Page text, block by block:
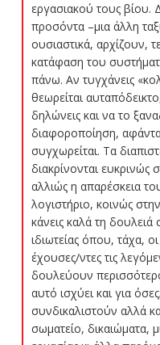
εργασιακού τους βίου.
προσόντα –μια άλλη
ουσιαστικά, αρχίζουν,
κατάφαση του
πάνω. Αν τυγχάνεις
θεωρείται
δηλώνεις και να το
διαφοροποίηση,
συγχωρείται. Τα
διακρίνονται
αλλιώς η απαρέσκεια
λογιστήριο, κοινώς
κάνεις καλά τη
ιδιωτείας όπου, τάχα,
έχουσες/ντες τις
δουλεύουν
αυτό ισχύει και για
συνδικαλιστούν αλλά
σωματείο, δικαιώματα,